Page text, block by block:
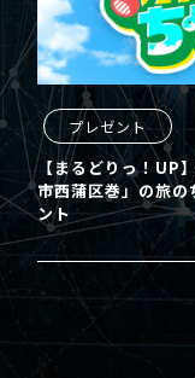
プレゼント
【まるどりっ！UP
市西蒲区巻」の旅
ント